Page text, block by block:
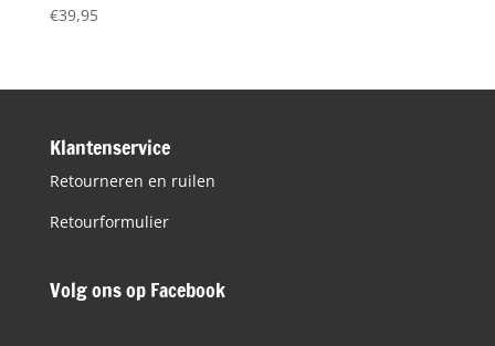
€39,95
Klantenservice
Retourneren en ruilen
Retourformulier
Volg ons op Facebook